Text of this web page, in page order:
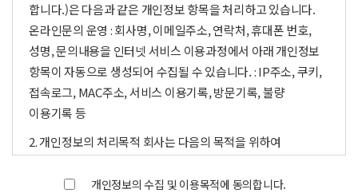
합니다.)은 다음과 같은 개인정보 항목을 처리하고 있습니다.
온라인문의 운영 : 회사명, 이메일주소, 연락처, 휴대폰 번호,
성명, 문의내용을 인터넷 서비스 이용과정에서 아래 개인정보
항목이 자동으로 생성되어 수집될 수 있습니다. : IP주소, 쿠키,
접속로그, MAC주소, 서비스 이용기록, 방문기록, 불량
이용기록 등
2. 개인정보의 처리목적 회사는 다음의 목적을 위하여
목적 이외의 용도로는 이용되지 않으며, 이용 목적이 변경되는
개인정보의 수집 및 이용목적에 동의합니다.